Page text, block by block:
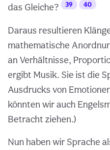
das Gleiche?
39 40
Daraus resultieren
mathematische
an Verhältnisse,
ergibt Musik. Sie ist die
Ausdrucks von
könnten wir auch
Betracht ziehen.)
Nun haben wir Sprache